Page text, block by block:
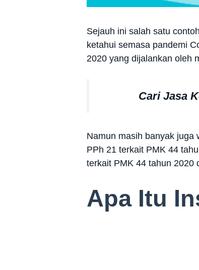
Sejauh ini salah satu
ketahui semasa pandemi
2020 yang dijalankan oleh
Cari Jasa
Namun masih banyak juga
PPh 21 terkait PMK 44
terkait PMK 44 tahun 2020
Apa Itu